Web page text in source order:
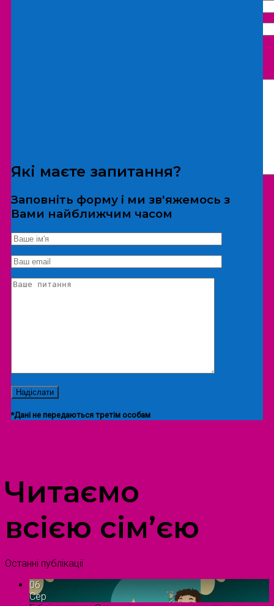
*Дані не передаються третім особам
Екскурсія/локація
Які маєте запитання?
Заповніть форму і ми зв'яжемось з
Вами найближчим часом
*Дані не передаються третім особам
Читаємо
всією сім’єю
Останні публікації
06
Сер